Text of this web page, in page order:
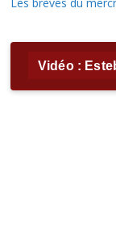
Vidéo :